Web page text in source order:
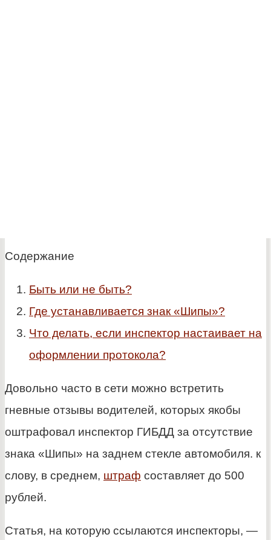
Содержание
Быть или не быть?
Где устанавливается знак «Шипы»?
Что делать, если инспектор настаивает на
оформлении протокола?
Довольно часто в сети можно встретить
гневные отзывы водителей, которых якобы
оштрафовал инспектор ГИБДД за отсутствие
знака «Шипы» на заднем стекле автомобиля. к
слову, в среднем, штраф составляет до 500
рублей.
Статья, на которую ссылаются инспекторы, —